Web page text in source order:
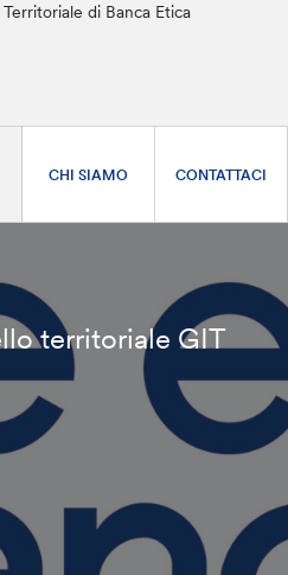
di Banca Etica
CHI SIAMO CONTATTACI
territoriale GIT